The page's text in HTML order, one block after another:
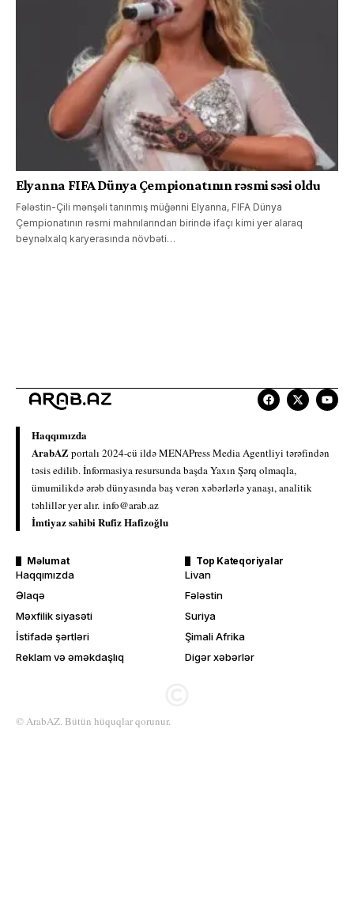
Elyanna FIFA Dünya Çempionatının rəsmi səsi oldu
Fələstin-Çili mənşəli tanınmış müğənni Elyanna, FIFA Dünya
Çempionatının rəsmi mahnılarından birində ifaçı kimi yer alaraq
beynəlxalq karyerasında növbəti…
Haqqımızda
ArabAZportalı 2024-cü ildə MENAPress Media Agentliyi tərəfindən
təsis edilib. İnformasiya resursunda başda Yaxın Şərq olmaqla,
ümumilikdə ərəb dünyasında baş verən xəbərlərlə yanaşı, analitik
təhlillər yer alır. info@arab.az
İmtiyaz sahibi Rufiz Hafizoğlu
Məlumat
Haqqımızda
Əlaqə
Məxfilik siyasəti
İstifadə şərtləri
Reklam və əməkdaşlıq
Top Kateqoriyalar
Livan
Fələstin
Suriya
Şimali Afrika
Digər xəbərlər
© ArabAZ. Bütün hüquqlar qorunur.